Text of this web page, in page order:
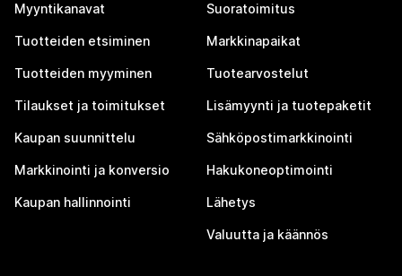
Myyntikanavat
Tuotteiden etsiminen
Tuotteiden myyminen
Tilaukset ja toimitukset
Kaupan suunnittelu
Markkinointi ja konversio
Kaupan hallinnointi
Suoratoimitus
Markkinapaikat
Tuotearvostelut
Lisämyynti ja tuotepaketit
Sähköpostimarkkinointi
Hakukoneoptimointi
Lähetys
Valuutta ja käännös